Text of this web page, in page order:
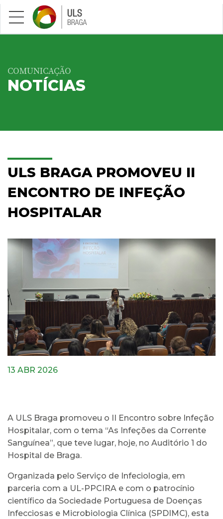
Saltar para conteúdo principal
COMUNICAÇÃO
NOTÍCIAS
ULS BRAGA PROMOVEU II
ENCONTRO DE INFEÇÃO
HOSPITALAR
13 ABR 2026
A ULS Braga promoveu o II Encontro sobre Infeção
Hospitalar, com o tema “As Infeções da Corrente
Sanguínea”, que teve lugar, hoje, no Auditório 1 do
Hospital de Braga.
Organizada pelo Serviço de Infeciologia, em
parceria com a UL-PPCIRA e com o patrocínio
científico da Sociedade Portuguesa de Doenças
Infecciosas e Microbiologia Clínica (SPDIMC), esta